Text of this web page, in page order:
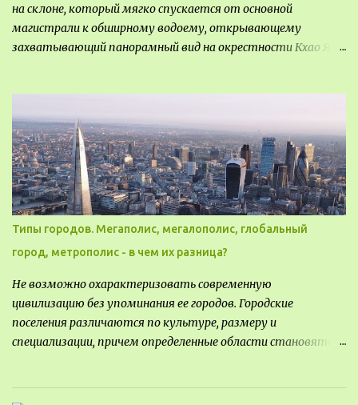
на склоне, который мягко спускается от основной
магистрали к обширному водоему, открывающему
захватывающий панорамный вид на окрестности Кхао Яй.
могли бы свободно попасть, не заходя в само заведение.
Типы городов. Мегаполис, мегалополис, глобальный
город, метрополис - в чем их разница?
Не возможно охарактеризовать современную
цивилизацию без упоминания ее городов. Городские
поселения различаются по культуре, размеру и
специализации, причем определенные области становятся